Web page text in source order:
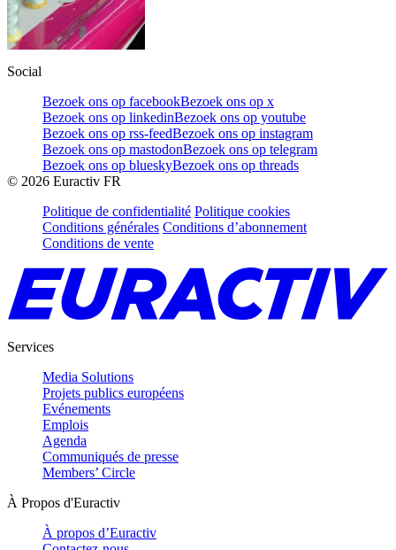
Social
Bezoek ons op facebookBezoek ons op x
Bezoek ons op linkedinBezoek ons op youtube
Bezoek ons op rss-feedBezoek ons op instagram
Bezoek ons op mastodonBezoek ons op telegram
Bezoek ons op blueskyBezoek ons op threads
© 2026 Euractiv FR
Politique de confidentialité Politique cookies
Conditions générales Conditions d’abonnement
Conditions de vente
Services
Media Solutions
Projets publics européens
Evénements
Emplois
Agenda
Communiqués de presse
Members’ Circle
À Propos d'Euractiv
À propos d’Euractiv